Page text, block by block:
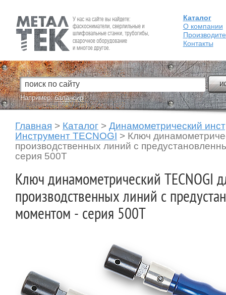
Fein — Профессиональный электроинструмент для обработки
металла.
Каталог
О компании
Контакты
Например:балансир
Главная > Каталог > Динамометрический
Инструмент TECNOGI > Ключ
производственных линий с
серия 500T
Ключ динамометрический TECNOGI
производственных линий с
моментом - серия 500T